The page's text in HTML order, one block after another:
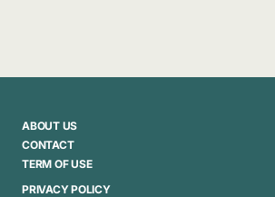
ABOUT US
CONTACT
TERM OF USE
PRIVACY POLICY